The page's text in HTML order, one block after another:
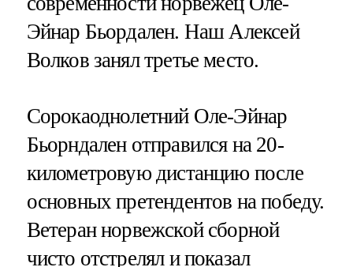
Эйнар Бьордален. Наш Алексей
Волков занял третье место.
Сорокаоднолетний Оле-Эйнар
Бьорндален отправился на 20-
километровую дистанцию после
основных претендентов на победу.
Ветеран норвежской сборной
чисто отстрелял и показал